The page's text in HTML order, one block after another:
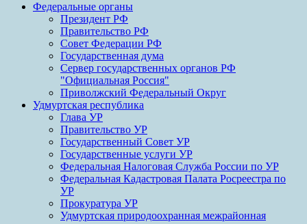
Федеральные органы
Президент РФ
Правительство РФ
Совет Федерации РФ
Государственная дума
Сервер государственных органов РФ
"Официальная Россия"
Приволжский Федеральный Округ
Удмуртская республика
Глава УР
Правительство УР
Государственный Совет УР
Государственные услуги УР
Федеральная Налоговая Служба России по УР
Федеральная Кадастровая Палата Росреестра по
УР
Прокуратура УР
Удмуртская природоохранная межрайонная